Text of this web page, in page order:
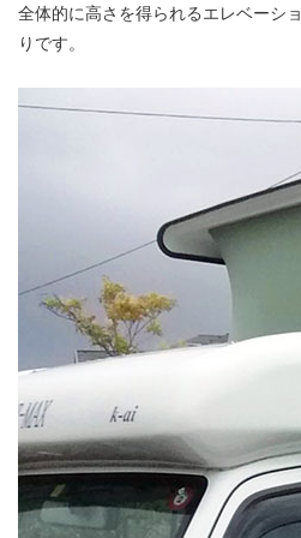
全体的に高さを得られるエレベーシ
りです。